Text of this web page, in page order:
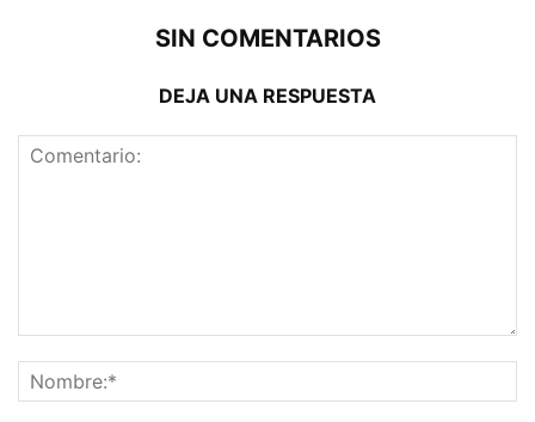
SIN COMENTARIOS
DEJA UNA RESPUESTA